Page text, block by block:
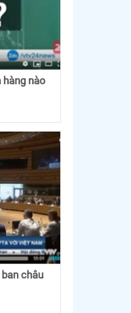
hàng nào
ban châu